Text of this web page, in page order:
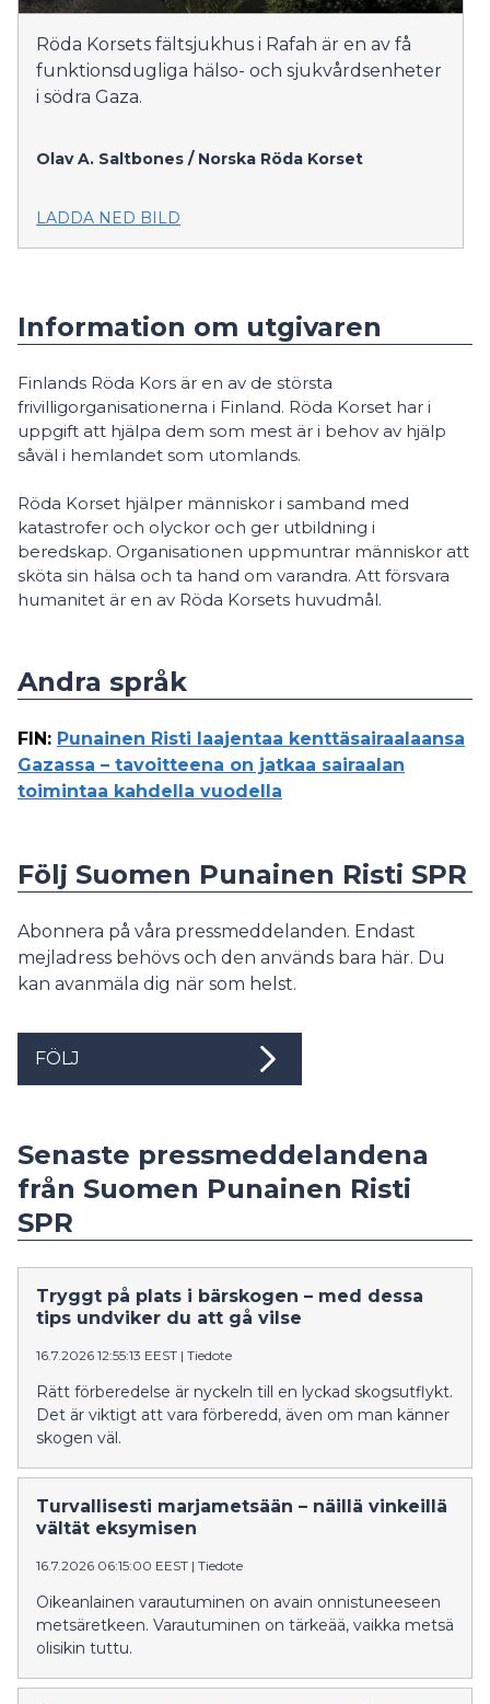
Röda Korsets fältsjukhus i Rafah är en av få
funktionsdugliga hälso- och sjukvårdsenheter
i södra Gaza.
Olav A. Saltbones / Norska Röda Korset
LADDA NED BILD
Information om utgivaren
Finlands Röda Kors är en av de största
frivilligorganisationerna i Finland. Röda Korset har i
uppgift att hjälpa dem som mest är i behov av hjälp
såväl i hemlandet som utomlands.
Röda Korset hjälper människor i samband med
katastrofer och olyckor och ger utbildning i
beredskap. Organisationen uppmuntrar människor att
sköta sin hälsa och ta hand om varandra. Att försvara
humanitet är en av Röda Korsets huvudmål.
Andra språk
FIN: Punainen Risti laajentaa kenttäsairaalaansa
Gazassa – tavoitteena on jatkaa sairaalan
toimintaa kahdella vuodella
Följ Suomen Punainen Risti SPR
Abonnera på våra pressmeddelanden. Endast
mejladress behövs och den används bara här. Du
kan avanmäla dig när som helst.
FÖLJ
Senaste pressmeddelandena
från Suomen Punainen Risti
SPR
Tryggt på plats i bärskogen – med dessa
tips undviker du att gå vilse
16.7.2026 12:55:13 EEST | Tiedote
Rätt förberedelse är nyckeln till en lyckad skogsutflykt.
Det är viktigt att vara förberedd, även om man känner
skogen väl.
Turvallisesti marjametsään – näillä vinkeillä
vältät eksymisen
16.7.2026 06:15:00 EEST | Tiedote
Oikeanlainen varautuminen on avain onnistuneeseen
metsäretkeen. Varautuminen on tärkeää, vaikka metsä
olisikin tuttu.